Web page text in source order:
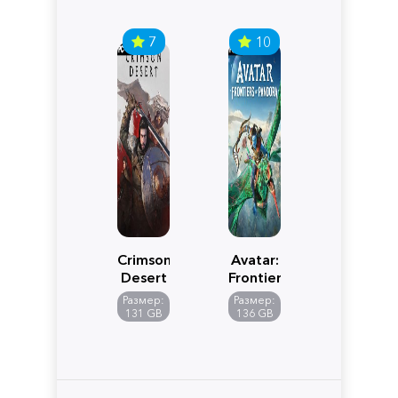
7
Crimson
Desert
Размер:
131 GB
10
Avatar:
Frontiers
of
Pandora
Размер:
136 GB